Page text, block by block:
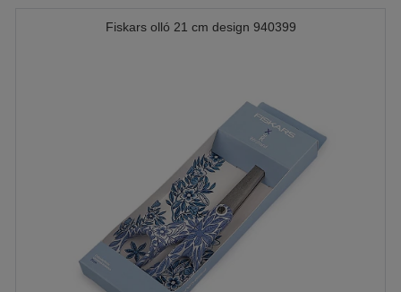
Fiskars olló 21 cm design 940399